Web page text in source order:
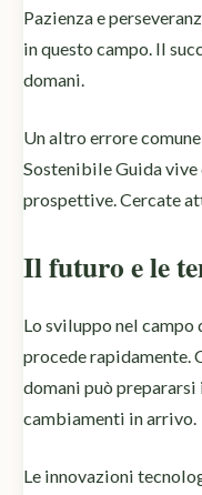
Pazienza e
in questo campo. Il
domani.
Un altro errore
Sostenibile Guida
prospettive. Cercate
Il futuro e le
Lo sviluppo nel
procede rapidamente.
domani può
cambiamenti in arrivo.
Le innovazioni